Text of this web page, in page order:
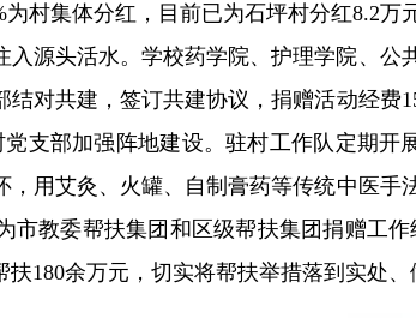
村集体分红，目前已为石坪村分红8.2万元
源头活水。学校药学院、护理学院、公
对共建，签订共建协议，捐赠活动经费
支部加强阵地建设。驻村工作队定期开
用艾灸、火罐、自制膏药等传统中医手
市教委帮扶集团和区级帮扶集团捐赠工作
180余万元，切实将帮扶举措落到实处、